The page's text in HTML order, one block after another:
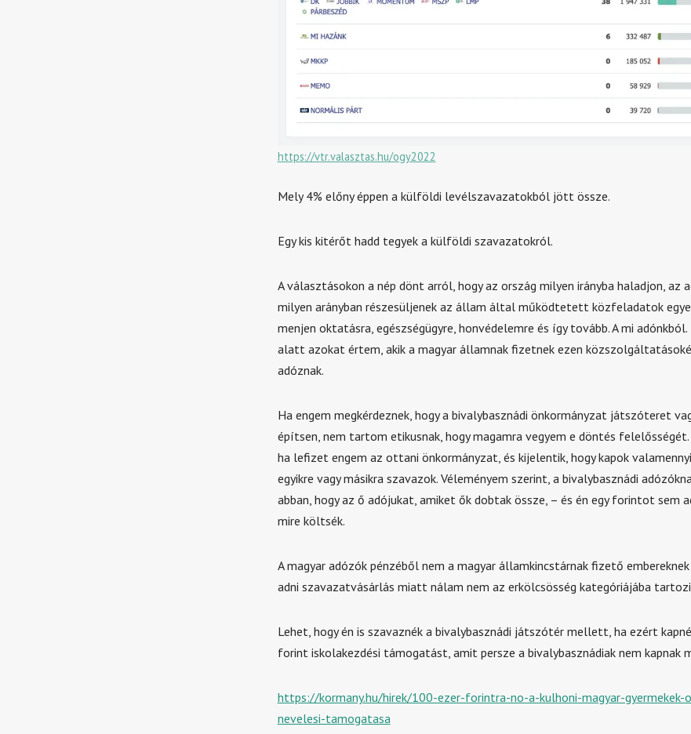
https://vtr.valasztas.hu/ogy2022
Mely 4% előny éppen a külföldi levélszavazatokból jött össze.
Egy kis kitérőt hadd tegyek a külföldi szavazatokról.
A választásokon a nép dönt arról, hogy az ország milyen irányba haladjon, az
milyen arányban részesüljenek az állam által működtetett közfeladatok
menjen oktatásra, egészségügyre, honvédelemre és így tovább. A mi adónkból.
alatt azokat értem, akik a magyar államnak fizetnek ezen
adóznak.
Ha engem megkérdeznek, hogy a bivalybasznádi önkormányzat játszóteret
építsen, nem tartom etikusnak, hogy magamra vegyem e döntés felelősségét.
ha lefizet engem az ottani önkormányzat, és kijelentik, hogy kapok
egyikre vagy másikra szavazok. Véleményem szerint, a bivalybasznádi
abban, hogy az ő adójukat, amiket ők dobtak össze, – és én egy forintot sem
mire költsék.
A magyar adózók pénzéből nem a magyar államkincstárnak fizető
adni szavazatvásárlás miatt nálam nem az erkölcsösség kategóriájába
Lehet, hogy én is szavaznék a bivalybasznádi játszótér mellett, ha ezért
forint iskolakezdési támogatást, amit persze a bivalybasznádiak nem kapnak
https://kormany.hu/hirek/100-ezer-forintra-no-a-kulhoni-magyar-gyermekek-
nevelesi-tamogatasa